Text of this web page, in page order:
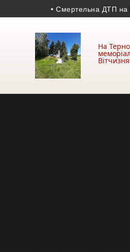
• Смертельна ДТП на
На